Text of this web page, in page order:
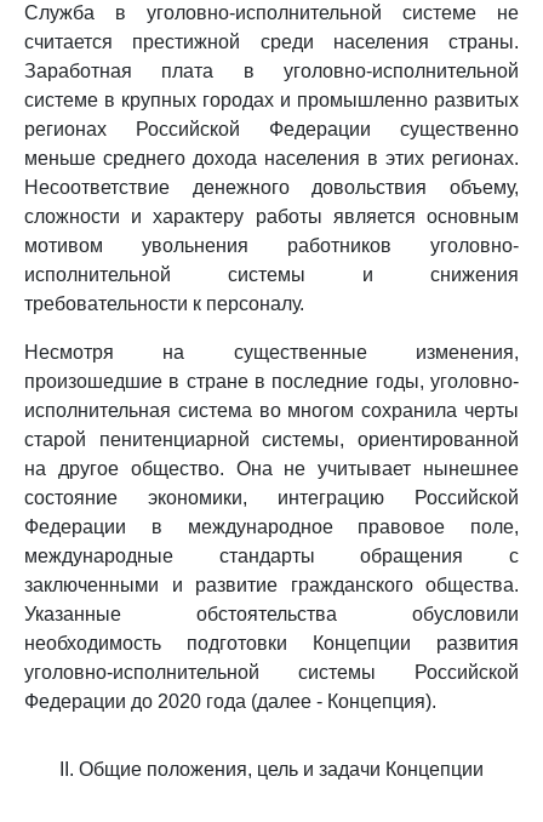
Служба в уголовно-исполнительной системе не
считается престижной среди населения страны.
Заработная плата в уголовно-исполнительной
системе в крупных городах и промышленно развитых
регионах Российской Федерации существенно
меньше среднего дохода населения в этих регионах.
Несоответствие денежного довольствия объему,
сложности и характеру работы является основным
мотивом увольнения работников уголовно-
исполнительной системы и снижения
требовательности к персоналу.
Несмотря на существенные изменения,
произошедшие в стране в последние годы, уголовно-
исполнительная система во многом сохранила черты
старой пенитенциарной системы, ориентированной
на другое общество. Она не учитывает нынешнее
состояние экономики, интеграцию Российской
Федерации в международное правовое поле,
международные стандарты обращения с
заключенными и развитие гражданского общества.
Указанные обстоятельства обусловили
необходимость подготовки Концепции развития
уголовно-исполнительной системы Российской
Федерации до 2020 года (далее - Концепция).
II. Общие положения, цель и задачи Концепции